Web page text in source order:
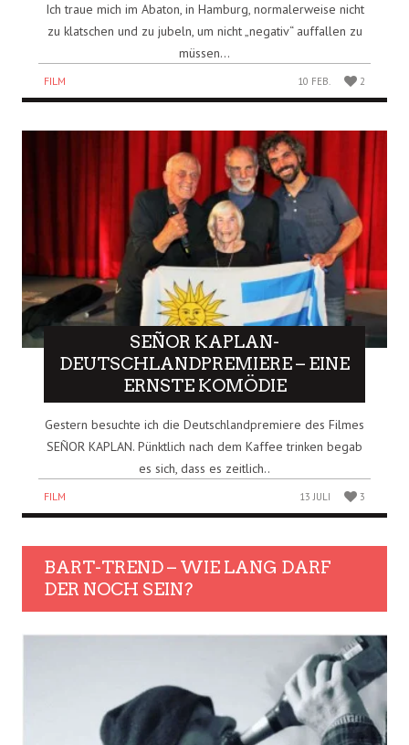
Ich traue mich im Abaton, in Hamburg, normalerweise nicht
zu klatschen und zu jubeln, um nicht „negativ“ auffallen zu
müssen...
FILM 10 FEB. 2
SEÑOR KAPLAN-
DEUTSCHLANDPREMIERE – EINE
ERNSTE KOMÖDIE
Gestern besuchte ich die Deutschlandpremiere des Filmes
SEÑOR KAPLAN. Pünktlich nach dem Kaffee trinken begab
es sich, dass es zeitlich..
FILM 13 JULI 3
BART-TREND – WIE LANG DARF
DER NOCH SEIN?